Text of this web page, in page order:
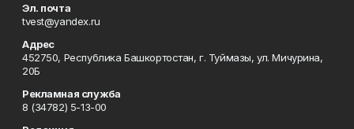
Эл. почта
tvest@yandex.ru
Адрес
452750, Республика Башкортостан, г. Туймазы, ул. Мичурина,
20Б
Рекламная служба
8 (34782) 5-13-00